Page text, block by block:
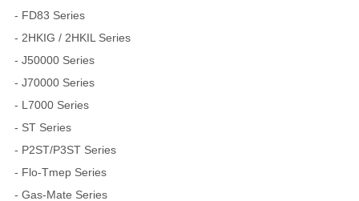
- FD83 Series
- 2HKIG / 2HKIL Series
- J50000 Series
- J70000 Series
- L7000 Series
- ST Series
- P2ST/P3ST Series
- Flo-Tmep Series
- Gas-Mate Series